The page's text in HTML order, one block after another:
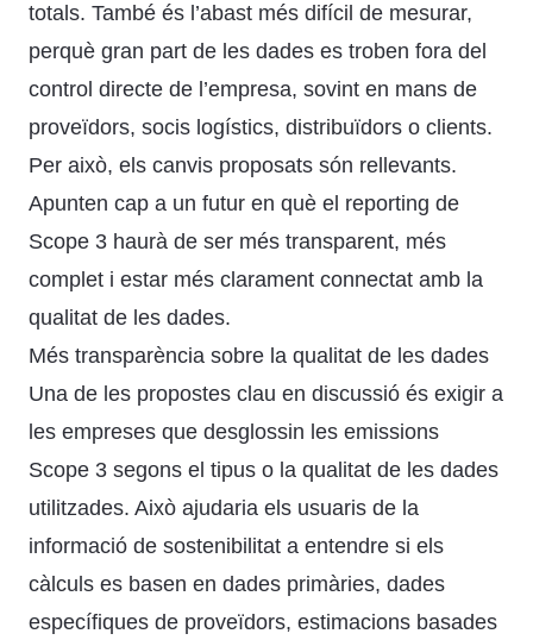
totals. També és l’abast més difícil de mesurar,
perquè gran part de les dades es troben fora del
control directe de l’empresa, sovint en mans de
proveïdors, socis logístics, distribuïdors o clients.
Per això, els canvis proposats són rellevants.
Apunten cap a un futur en què el reporting de
Scope 3 haurà de ser més transparent, més
complet i estar més clarament connectat amb la
qualitat de les dades.
Més transparència sobre la qualitat de les dades
Una de les propostes clau en discussió és exigir a
les empreses que desglossin les emissions
Scope 3 segons el tipus o la qualitat de les dades
utilitzades. Això ajudaria els usuaris de la
informació de sostenibilitat a entendre si els
càlculs es basen en dades primàries, dades
específiques de proveïdors, estimacions basades